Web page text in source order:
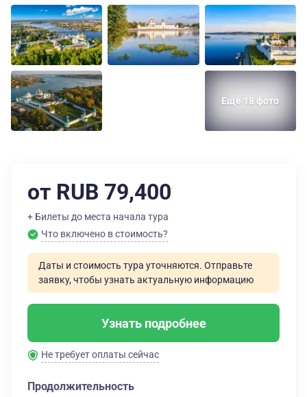
Еще 18 фото
от RUB 79,400
+ Билеты до места начала тура
Что включено в стоимость?
Даты и стоимость тура уточняются. Отправьте
заявку, чтобы узнать актуальную информацию
Узнать подробнее
Не требует оплаты сейчас
Продолжительность